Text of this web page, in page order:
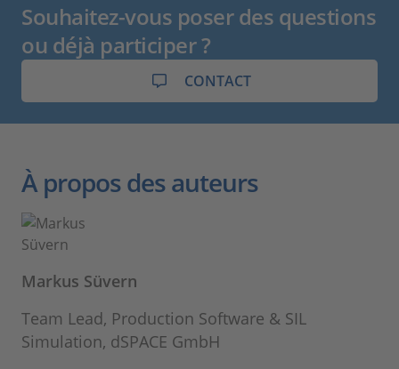
Souhaitez-vous poser des questions
ou déjà participer ?
CONTACT
À propos des auteurs
Markus Süvern
Team Lead, Production Software & SIL
Simulation, dSPACE GmbH